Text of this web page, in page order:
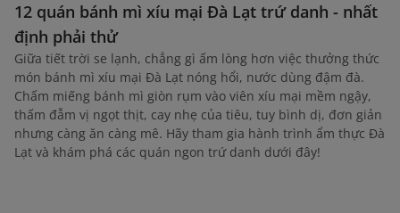
12 quán bánh mì xíu mại Đà Lạt trứ danh - nhất
định phải thử
Giữa tiết trời se lạnh, chẳng gì ấm lòng hơn việc thưởng thức
món bánh mì xíu mại Đà Lạt nóng hổi, nước dùng đậm đà.
Chấm miếng bánh mì giòn rụm vào viên xíu mại mềm ngậy,
thấm đẫm vị ngọt thịt, cay nhẹ của tiêu, tuy bình dị, đơn giản
nhưng càng ăn càng mê. Hãy tham gia hành trình ẩm thực Đà
Lạt và khám phá các quán ngon trứ danh dưới đây!